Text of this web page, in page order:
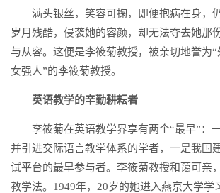
满头银丝，笑容可掬，即便抱病在身，
岁月残酷，侵袭她的容颜，却无法夺去她那
与从容。这便是李筱菊教授，被亲切地誉为
女强人”的李筱菊教授。
英语教学的辛勤耕耘者
李筱菊在英语教学界享有两个“最早”：
并引进交际语言教学体系的学者，一是我国
试平台的最早参与者。李筱菊教授和蔼可亲
教学法。1949年，20岁的她进入燕京大学学